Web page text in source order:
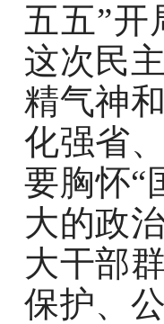
五五”
这次民
精气神
化强省
要胸怀“
大的政
大干部
保护、